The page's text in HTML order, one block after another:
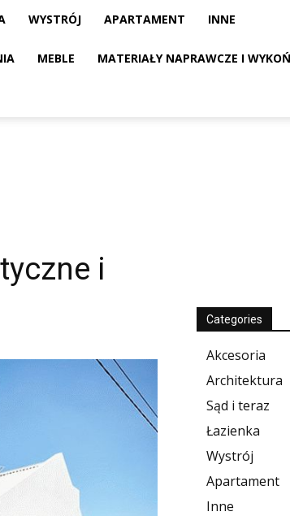
WYSTRÓJ APARTAMENT INNE
MEBLE MATERIAŁY NAPRAWCZE I
i
Categories
Akcesoria
Architektura
Sąd i teraz
Łazienka
Wystrój
Apartament
Inne